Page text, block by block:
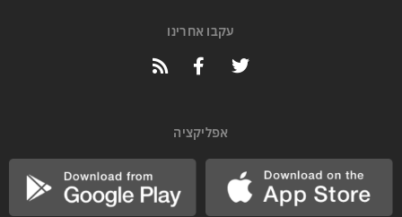
עקבו אחרינו
אפליקציה